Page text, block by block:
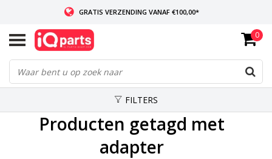
GRATIS VERZENDING VANAF €100,00*
INDIEN VOORRADIG: VOOR 14:00 BESTELD, ZELFDE DAG VERZONDEN
WERELDWIJDE LEVERING
0
FILTERS
Producten getagd met
adapter